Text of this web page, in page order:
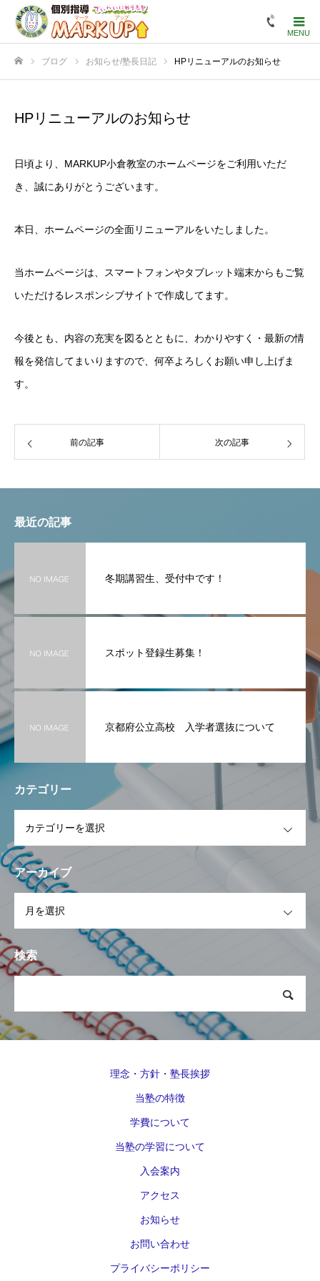
ブログ お知らせ/塾長日記 HPリニューアルのお知らせ
HPリニューアルのお知らせ
日頃より、MARKUP小倉教室のホームページをご利用いただ
き、誠にありがとうございます。
本日、ホームページの全面リニューアルをいたしました。
当ホームページは、スマートフォンやタブレット端末からもご覧
いただけるレスポンシブサイトで作成してます。
今後とも、内容の充実を図るとともに、わかりやすく・最新の情
報を発信してまいりますので、何卒よろしくお願い申し上げま
す。
前の記事 次の記事
最近の記事
冬期講習生、受付中です！
スポット登録生募集！
京都府公立高校 入学者選抜について
カテゴリー
アーカイブ
検索
理念・方針・塾長挨拶
当塾の特徴
学費について
当塾の学習について
入会案内
アクセス
お知らせ
お問い合わせ
プライバシーポリシー